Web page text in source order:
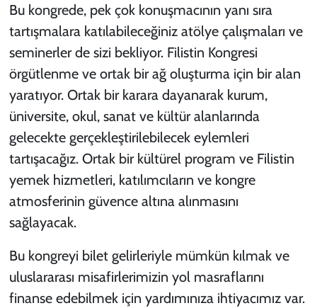
Bu kongrede, pek çok konuşmacının yanı sıra
tartışmalara katılabileceğiniz atölye çalışmaları ve
seminerler de sizi bekliyor. Filistin Kongresi
örgütlenme ve ortak bir ağ oluşturma için bir alan
yaratıyor. Ortak bir karara dayanarak kurum,
üniversite, okul, sanat ve kültür alanlarında
gelecekte gerçekleştirilebilecek eylemleri
tartışacağız. Ortak bir kültürel program ve Filistin
yemek hizmetleri, katılımcıların ve kongre
atmosferinin güvence altına alınmasını
sağlayacak.
Bu kongreyi bilet gelirleriyle mümkün kılmak ve
uluslararası misafirlerimizin yol masraflarını
finanse edebilmek için yardımınıza ihtiyacımız var.